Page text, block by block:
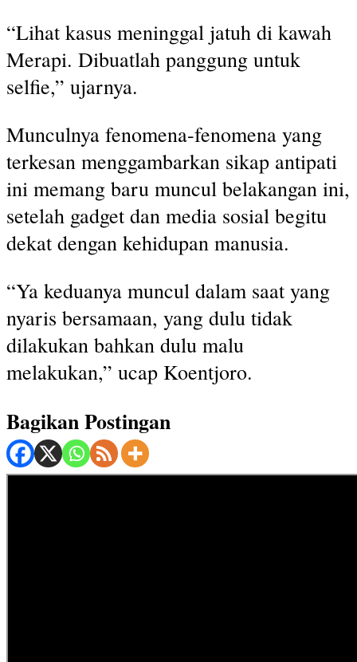
“Lihat kasus meninggal jatuh di kawah
Merapi. Dibuatlah panggung untuk
selfie,” ujarnya.
Munculnya fenomena-fenomena yang
terkesan menggambarkan sikap antipati
ini memang baru muncul belakangan ini,
setelah gadget dan media sosial begitu
dekat dengan kehidupan manusia.
“Ya keduanya muncul dalam saat yang
nyaris bersamaan, yang dulu tidak
dilakukan bahkan dulu malu
melakukan,” ucap Koentjoro.
Bagikan Postingan